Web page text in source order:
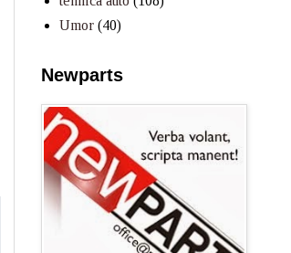
Umor (40)
Newparts